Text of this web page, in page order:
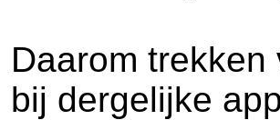
Daarom
bij dergelijke